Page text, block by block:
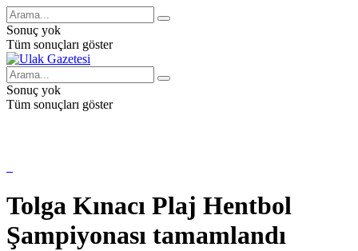
Sonuç yok
Tüm sonuçları göster
Sonuç yok
Tüm sonuçları göster
Tolga Kınacı Plaj Hentbol
Şampiyonası tamamlandı